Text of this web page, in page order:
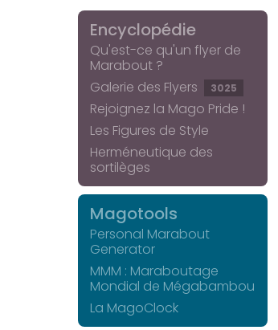
Encyclopédie
Qu'est-ce qu'un flyer de
Marabout ?
Galerie des Flyers
3025
Rejoignez la Mago Pride !
Les Figures de Style
Herméneutique des
sortilèges
Magotools
Personal Marabout
Generator
MMM : Maraboutage
Mondial de Mégabambou
La MagoClock